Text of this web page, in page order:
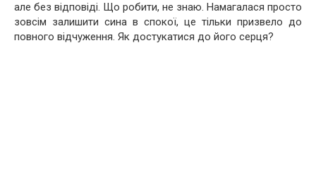
але без відповіді. Що робити, не знаю. Намагалася просто
зовсім залишити сина в спокої, це тільки призвело до
повного відчуження. Як достукатися до його серця?